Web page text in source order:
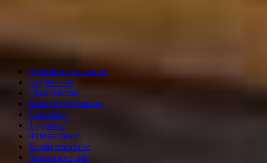
Административное
Бюджетное
Гражданское
Конституционное
Семейное
Трудовое
Финансовое
Хозяйственное
Экологическое